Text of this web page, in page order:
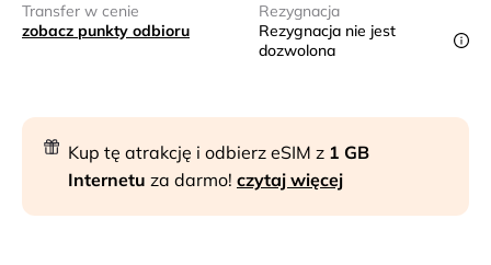
Transfer w cenie
zobacz punkty odbioru
Rezygnacja
Rezygnacja nie jest
dozwolona
Kup tę atrakcję i odbierz eSIM z 1 GB
Internetu za darmo! czytaj więcej